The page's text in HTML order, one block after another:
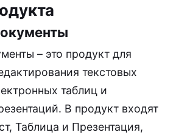
– это продукт для
текстовых
таблиц и
В продукт входят
Таблица и Презентация,